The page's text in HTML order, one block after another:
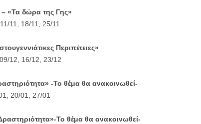
«Τα δώρα της Γης»
11, 18/11, 25/11
Περιπέτειες»
12, 16/12, 23/12
-Το θέμα θα ανακοινωθεί-
20/01, 27/01
»-Το θέμα θα ανακοινωθεί-